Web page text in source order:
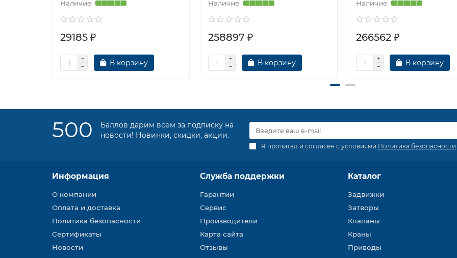
29185 ₽
В корзину
258897 ₽
В корзину
266562 ₽
В корзину
500
Баллов дарим всем за подписку на
новости! Новинки, скидки, акции.
Я прочитал и согласен с условиями Политика безопасности
Информация
О компании
Оплата и доставка
Политика безопасности
Сертификаты
Новости
Служба поддержки
Гарантии
Сервис
Производители
Карта сайта
Отзывы
Каталог
Задвижки
Затворы
Клапаны
Краны
Приводы